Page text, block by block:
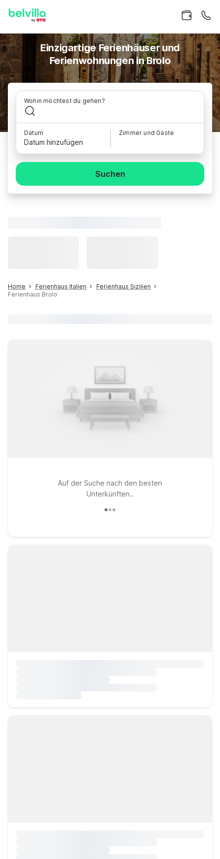
Einzigartige Ferienhäuser und
Ferienwohnungen in Brolo
Wohin möchtest du gehen?
Datum
Datum hinzufügen
Zimmer und Gäste
Suchen
Home Ferienhaus Italien
Ferienhaus Sizilien
Ferienhaus Brolo
Auf der Suche nach den besten
Unterkünften..